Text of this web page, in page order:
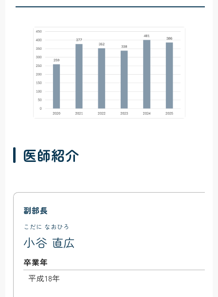
医師紹介
副部長
こだに なおひろ
小谷 直広
卒業年
平成18年